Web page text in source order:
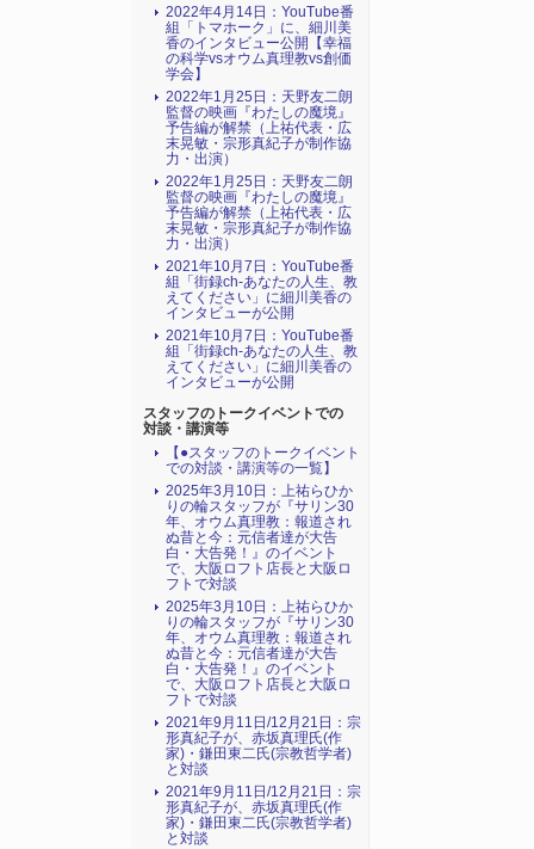
2022年4月14日：YouTube番
組「トマホーク」に、細川美
香のインタビュー公開【幸福
の科学vsオウム真理教vs創価
学会】
2022年1月25日：天野友二朗
監督の映画『わたしの魔境』
予告編が解禁（上祐代表・広
末晃敏・宗形真紀子が制作協
力・出演）
2022年1月25日：天野友二朗
監督の映画『わたしの魔境』
予告編が解禁（上祐代表・広
末晃敏・宗形真紀子が制作協
力・出演）
2021年10月7日：YouTube番
組「街録ch-あなたの人生、教
えてください」に細川美香の
インタビューが公開
2021年10月7日：YouTube番
組「街録ch-あなたの人生、教
えてください」に細川美香の
インタビューが公開
スタッフのトークイベントでの
対談・講演等
【●スタッフのトークイベント
での対談・講演等の一覧】
2025年3月10日：上祐らひか
りの輪スタッフが『サリン30
年、オウム真理教：報道され
ぬ昔と今：元信者達が大告
白・大告発！』のイベント
で、大阪ロフト店長と大阪ロ
フトで対談
2025年3月10日：上祐らひか
りの輪スタッフが『サリン30
年、オウム真理教：報道され
ぬ昔と今：元信者達が大告
白・大告発！』のイベント
で、大阪ロフト店長と大阪ロ
フトで対談
2021年9月11日/12月21日：宗
形真紀子が、赤坂真理氏(作
家)・鎌田東二氏(宗教哲学者)
と対談
2021年9月11日/12月21日：宗
形真紀子が、赤坂真理氏(作
家)・鎌田東二氏(宗教哲学者)
と対談